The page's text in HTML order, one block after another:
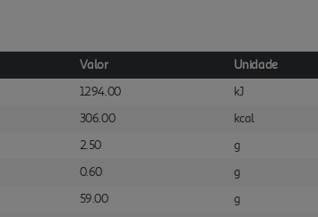
Valor
Unidade
1294.00
kJ
306.00
kcal
2.50
g
0.60
g
59.00
g